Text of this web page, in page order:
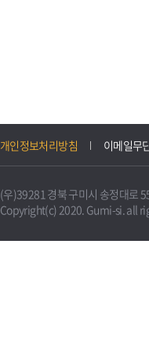
개인정보처리방침 이메일무
(우)39281 경북 구미시 송정대
Copyright(c) 2020. Gumi-si. all